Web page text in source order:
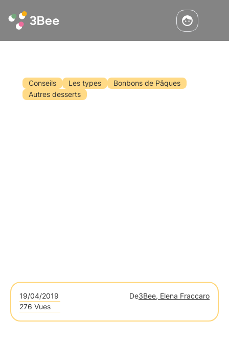
Conseils Les types
Bonbons de Pâques
Autres desserts
19/04/2019 De3Bee, Elena Fraccaro
276 Vues